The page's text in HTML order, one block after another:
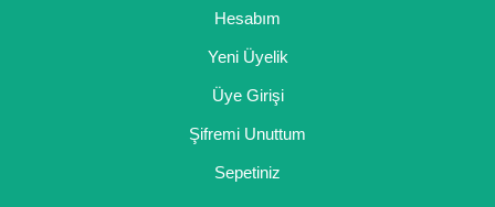
Hesabım
Yeni Üyelik
Üye Girişi
Şifremi Unuttum
Sepetiniz